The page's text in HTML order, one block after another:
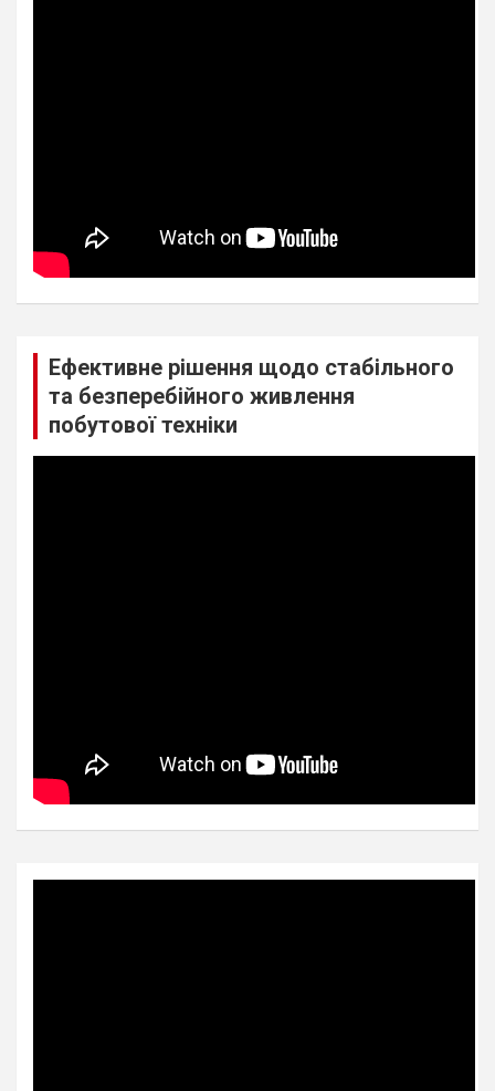
Ефективне рішення щодо стабільного
та безперебійного живлення
побутової техніки